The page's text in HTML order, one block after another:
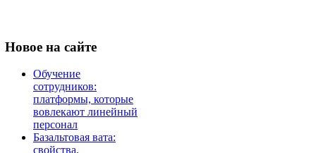
Новое на сайте
Обучение
сотрудников:
платформы, которые
вовлекают линейный
персонал
Базальтовая вата:
свойства,